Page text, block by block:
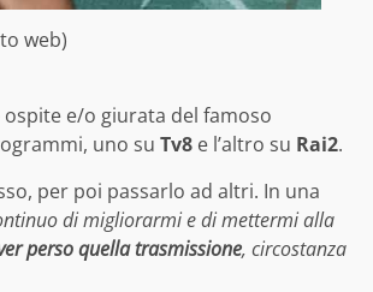
web)
e/o giurata del famoso
uno su Tv8 e l’altro su Rai2.
per poi passarlo ad altri. In una
di migliorarmi e di mettermi alla
perso quella trasmissione, circostanza